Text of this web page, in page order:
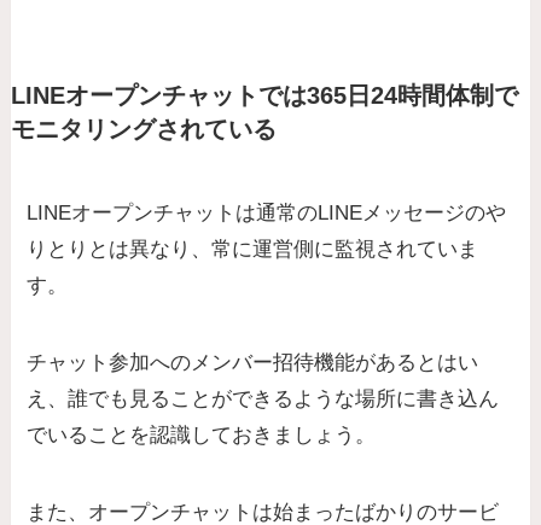
LINEオープンチャットでは365日24時間体制で
モニタリングされている
LINEオープンチャットは通常のLINEメッセージのや
りとりとは異なり、常に運営側に監視されていま
す。
チャット参加へのメンバー招待機能があるとはい
え、誰でも見ることができるような場所に書き込ん
でいることを認識しておきましょう。
また、オープンチャットは始まったばかりのサービ